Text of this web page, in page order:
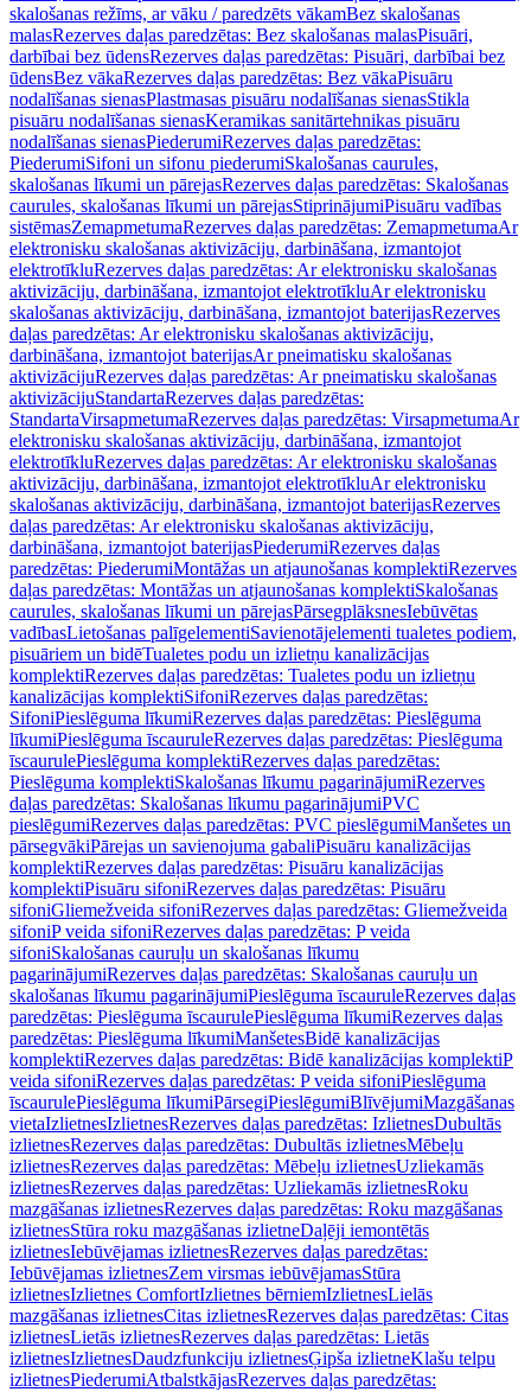
skalošanas režīms, ar vāku / paredzēts vākamBez skalošanas
malasRezerves daļas paredzētas: Bez skalošanas malasPisuāri,
darbībai bez ūdensRezerves daļas paredzētas: Pisuāri, darbībai bez
ūdensBez vākaRezerves daļas paredzētas: Bez vākaPisuāru
nodalīšanas sienasPlastmasas pisuāru nodalīšanas sienasStikla
pisuāru nodalīšanas sienasKeramikas sanitārtehnikas pisuāru
nodalīšanas sienasPiederumiRezerves daļas paredzētas:
PiederumiSifoni un sifonu piederumiSkalošanas caurules,
skalošanas līkumi un pārejasRezerves daļas paredzētas: Skalošanas
caurules, skalošanas līkumi un pārejasStiprinājumiPisuāru vadības
sistēmasZemapmetumaRezerves daļas paredzētas: ZemapmetumaAr
elektronisku skalošanas aktivizāciju, darbināšana, izmantojot
elektrotīkluRezerves daļas paredzētas: Ar elektronisku skalošanas
aktivizāciju, darbināšana, izmantojot elektrotīkluAr elektronisku
skalošanas aktivizāciju, darbināšana, izmantojot baterijasRezerves
daļas paredzētas: Ar elektronisku skalošanas aktivizāciju,
darbināšana, izmantojot baterijasAr pneimatisku skalošanas
aktivizācijuRezerves daļas paredzētas: Ar pneimatisku skalošanas
aktivizācijuStandartaRezerves daļas paredzētas:
StandartaVirsapmetumaRezerves daļas paredzētas: VirsapmetumaAr
elektronisku skalošanas aktivizāciju, darbināšana, izmantojot
elektrotīkluRezerves daļas paredzētas: Ar elektronisku skalošanas
aktivizāciju, darbināšana, izmantojot elektrotīkluAr elektronisku
skalošanas aktivizāciju, darbināšana, izmantojot baterijasRezerves
daļas paredzētas: Ar elektronisku skalošanas aktivizāciju,
darbināšana, izmantojot baterijasPiederumiRezerves daļas
paredzētas: PiederumiMontāžas un atjaunošanas komplektiRezerves
daļas paredzētas: Montāžas un atjaunošanas komplektiSkalošanas
caurules, skalošanas līkumi un pārejasPārsegplāksnesIebūvētas
vadībasLietošanas palīgelementiSavienotājelementi tualetes podiem,
pisuāriem un bidēTualetes podu un izlietņu kanalizācijas
komplektiRezerves daļas paredzētas: Tualetes podu un izlietņu
kanalizācijas komplektiSifoniRezerves daļas paredzētas:
SifoniPieslēguma līkumiRezerves daļas paredzētas: Pieslēguma
līkumiPieslēguma īscauruleRezerves daļas paredzētas: Pieslēguma
īscaurulePieslēguma komplektiRezerves daļas paredzētas:
Pieslēguma komplektiSkalošanas līkumu pagarinājumiRezerves
daļas paredzētas: Skalošanas līkumu pagarinājumiPVC
pieslēgumiRezerves daļas paredzētas: PVC pieslēgumiManšetes un
pārsegvākiPārejas un savienojuma gabaliPisuāru kanalizācijas
komplektiRezerves daļas paredzētas: Pisuāru kanalizācijas
komplektiPisuāru sifoniRezerves daļas paredzētas: Pisuāru
sifoniGliemežveida sifoniRezerves daļas paredzētas: Gliemežveida
sifoniP veida sifoniRezerves daļas paredzētas: P veida
sifoniSkalošanas cauruļu un skalošanas līkumu
pagarinājumiRezerves daļas paredzētas: Skalošanas cauruļu un
skalošanas līkumu pagarinājumiPieslēguma īscauruleRezerves daļas
paredzētas: Pieslēguma īscaurulePieslēguma līkumiRezerves daļas
paredzētas: Pieslēguma līkumiManšetesBidē kanalizācijas
komplektiRezerves daļas paredzētas: Bidē kanalizācijas komplektiP
veida sifoniRezerves daļas paredzētas: P veida sifoniPieslēguma
īscaurulePieslēguma līkumiPārsegiPieslēgumiBlīvējumiMazgāšanas
vietaIzlietnesIzlietnesRezerves daļas paredzētas: IzlietnesDubultās
izlietnesRezerves daļas paredzētas: Dubultās izlietnesMēbeļu
izlietnesRezerves daļas paredzētas: Mēbeļu izlietnesUzliekamās
izlietnesRezerves daļas paredzētas: Uzliekamās izlietnesRoku
mazgāšanas izlietnesRezerves daļas paredzētas: Roku mazgāšanas
izlietnesStūra roku mazgāšanas izlietneDaļēji iemontētās
izlietnesIebūvējamas izlietnesRezerves daļas paredzētas:
Iebūvējamas izlietnesZem virsmas iebūvējamasStūra
izlietnesIzlietnes ComfortIzlietnes bērniemIzlietnesLielās
mazgāšanas izlietnesCitas izlietnesRezerves daļas paredzētas: Citas
izlietnesLietās izlietnesRezerves daļas paredzētas: Lietās
izlietnesIzlietnesDaudzfunkciju izlietnesĢipša izlietneKlašu telpu
izlietnesPiederumiAtbalstkājasRezerves daļas paredzētas: